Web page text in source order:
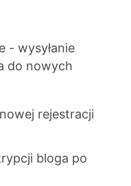
- wysyłanie
do nowych
rejestracji
bloga po